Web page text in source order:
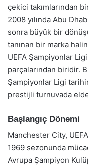
çekici takımlarından
2008 yılında Abu
sonra büyük bir
tanınan bir marka
UEFA Şampiyonlar
parçalarından biridir.
Şampiyonlar Ligi
prestijli turnuvada
Başlangıç Dönemi
Manchester City,
1969 sezonunda
Avrupa Şampiyon